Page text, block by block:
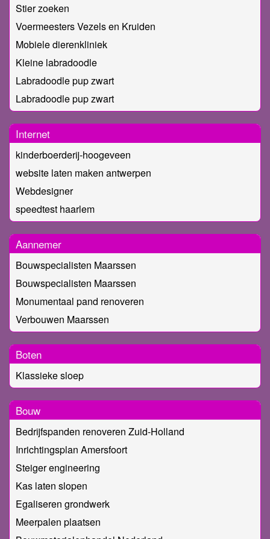
Stier zoeken
Voermeesters Vezels en Kruiden
Mobiele dierenkliniek
Kleine labradoodle
Labradoodle pup zwart
Labradoodle pup zwart
Internet
kinderboerderij-hoogeveen
website laten maken antwerpen
Webdesigner
speedtest haarlem
Aannemer
Bouwspecialisten Maarssen
Bouwspecialisten Maarssen
Monumentaal pand renoveren
Verbouwen Maarssen
Boten
Klassieke sloep
Bouw
Bedrijfspanden renoveren Zuid-Holland
Inrichtingsplan Amersfoort
Steiger engineering
Kas laten slopen
Egaliseren grondwerk
Meerpalen plaatsen